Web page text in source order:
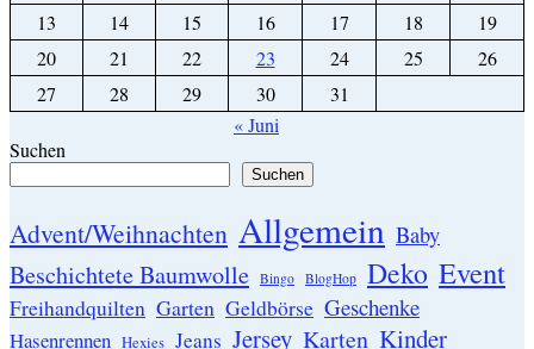
13
14 15 16 17 18
19
20
21 22 23 24 25
26
27
28 29 30
31
« Juni
Suchen
Suchen
Advent/Weihnachten Allgemein Baby
Beschichtete Baumwolle Bingo BlogHop Deko Event
Freihandquilten Garten Geldbörse Geschenke
Hasenrennen Hexies Jeans Jersey Karten Kinder